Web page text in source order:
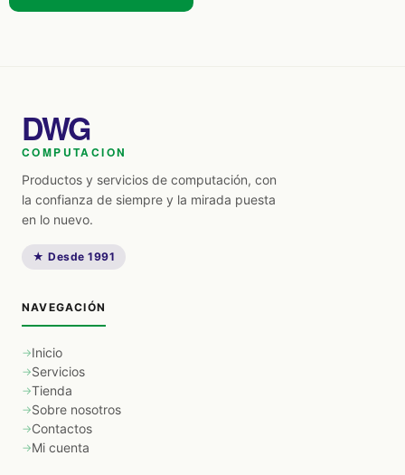
DWG
COMPUTACION
Productos y servicios de computación, con
la confianza de siempre y la mirada puesta
en lo nuevo.
★ Desde 1991
NAVEGACIÓN
Inicio
Servicios
Tienda
Sobre nosotros
Contactos
Mi cuenta